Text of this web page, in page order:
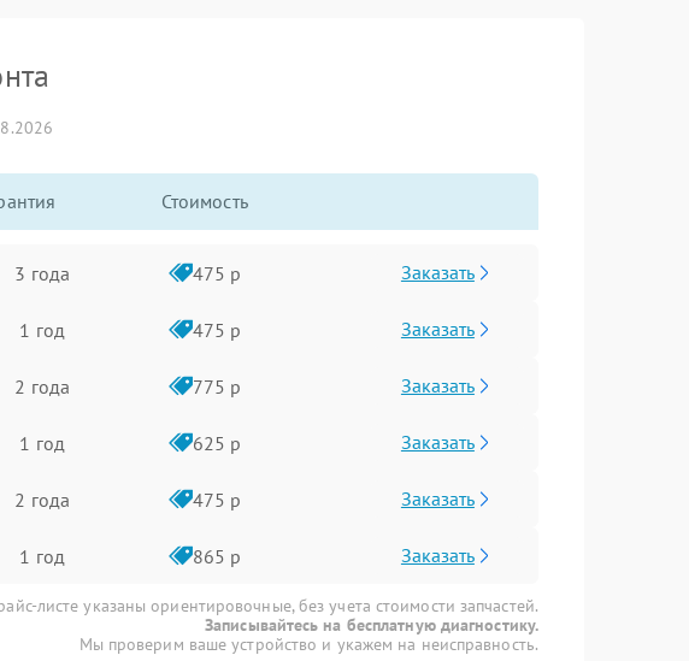
Стоимость
3 года 475 р Заказать
1 год 475 р Заказать
2 года 775 р Заказать
1 год 625 р Заказать
2 года 475 р Заказать
1 год 865 р Заказать
листе указаны ориентировочные, без учета стоимости запчастей.
Записывайтесь на бесплатную диагностику.
Мы проверим ваше устройство и укажем на неисправность.